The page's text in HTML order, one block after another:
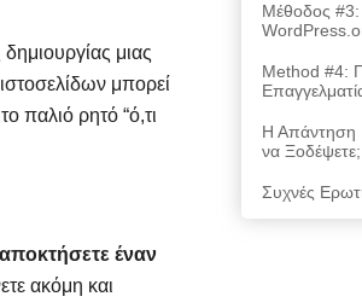
μιας
μπορεί
παλιό ρητό “ό,τι
έναν
ακόμη και
Μέθοδος #3:
Method #4:
Η Απάντηση
να Ξοδέψετε;
Συχνές